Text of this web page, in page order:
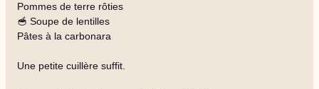
Pommes de terre rôties
🥣 Soupe de lentilles
Pâtes à la carbonara
Une petite cuillère suffit.